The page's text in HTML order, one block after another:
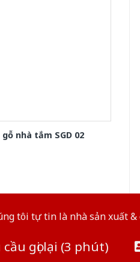
gỗ nhà tắm SGD 02
tôi tự tin là nhà sản xuất
cầu gọi lại (3 phút)